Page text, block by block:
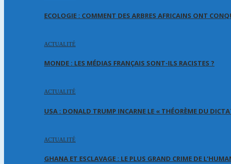
ECOLOGIE : COMMENT DES ARBRES AFRICAINS ONT
ACTUALITÉ
MONDE : LES MÉDIAS FRANÇAIS SONT-ILS RACISTES ?
ACTUALITÉ
USA : DONALD TRUMP INCARNE LE « THÉORÈME DU
ACTUALITÉ
GHANA ET ESCLAVAGE : LE PLUS GRAND CRIME DE